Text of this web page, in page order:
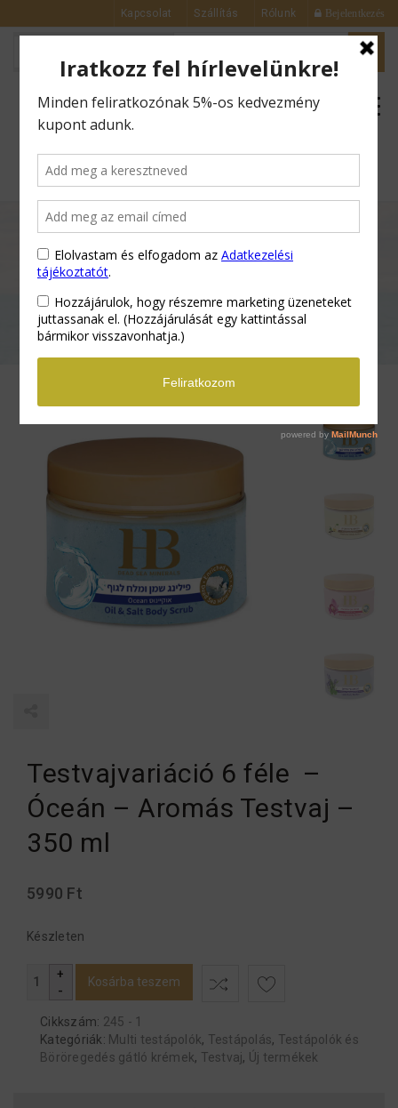
Kapcsolat Szállítás Rólunk Bejelentkezés
Kezdőlap
Testápolók és Böröregedés
Óceán – Aromás Testvaj – 350 ml
Testvajvariáció 6 féle –
Óceán – Aromás Testvaj –
350 ml
5990 Ft
Készleten
Kosárba teszem
Cikkszám: 245 - 1
Kategóriák: Multi testápolók, Testápolás, Testápolók és
Böröregedés gátló krémek, Testvaj, Új termékek